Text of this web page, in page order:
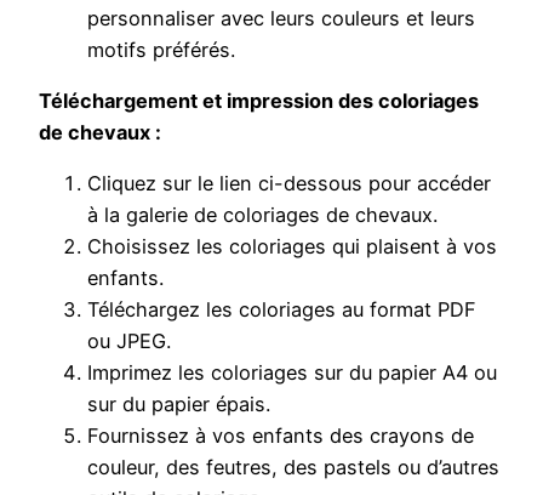
personnaliser avec leurs couleurs et leurs
motifs préférés.
Téléchargement et impression des coloriages
de chevaux :
Cliquez sur le lien ci-dessous pour accéder
à la galerie de coloriages de chevaux.
Choisissez les coloriages qui plaisent à vos
enfants.
Téléchargez les coloriages au format PDF
ou JPEG.
Imprimez les coloriages sur du papier A4 ou
sur du papier épais.
Fournissez à vos enfants des crayons de
couleur, des feutres, des pastels ou d’autres